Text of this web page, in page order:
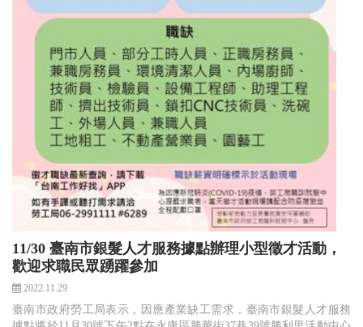
11/30 臺南市銀髮人才服務據點辦理小型徵才活動，
歡迎求職民眾踴躍參加
2022.11.29
臺南市政府勞工局表示，因應產業缺工需求，臺南市銀髮人才服務